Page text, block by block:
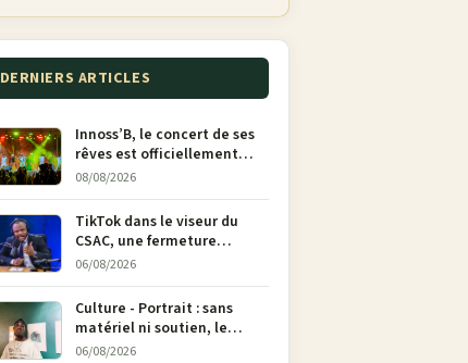
DERNIERS ARTICLES
Innoss’B, le concert de ses
rêves est officiellement
annulé !
08/08/2026
TikTok dans le viseur du
CSAC, une fermeture
envisagée pour contrer la
propagande du M23
06/08/2026
Culture - Portrait : sans
matériel ni soutien, le
dessinateur Justin
06/08/2026